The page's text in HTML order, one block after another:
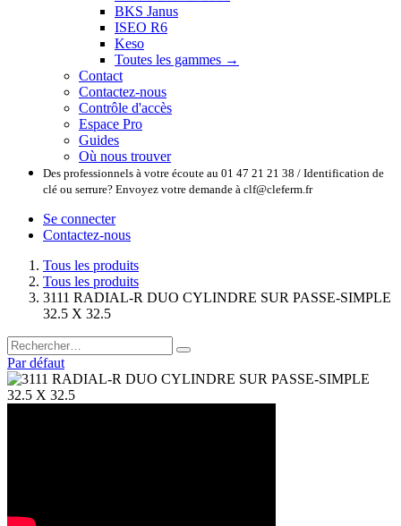
BKS Janus
ISEO R6
Keso
Toutes les gammes →
Contact
Contactez-nous
Contrôle d'accès
Espace Pro
Guides
Où nous trouver
Des professionnels à votre écoute au 01 47 21 21 38 / Identification de
clé ou serrure? Envoyez votre demande à clf@cleferm.fr
Se connecter
Contactez-nous
Tous les produits
Tous les produits
3111 RADIAL-R DUO CYLINDRE SUR PASSE-SIMPLE
32.5 X 32.5
Par défaut